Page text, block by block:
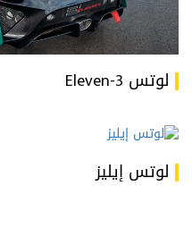
لوتس 3-Eleven
لوتس إيليز